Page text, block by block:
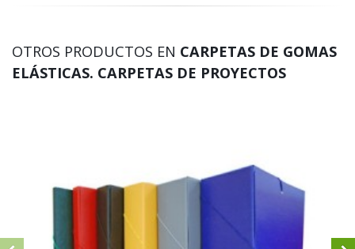
OTROS PRODUCTOS EN CARPETAS DE GOMAS
ELÁSTICAS. CARPETAS DE PROYECTOS